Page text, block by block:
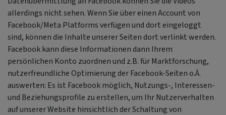
allerdings nicht sehen. Wenn Sie über einen Account von
Facebook/Meta Platforms verfügen und dort eingeloggt
sind, können die Inhalte unserer Seiten dort verlinkt werden.
Facebook kann diese Informationen dann Ihrem
persönlichen Konto zuordnen und z.B. für Marktforschung,
nutzerfreundliche Optimierung der Facebook-Seiten o.Ä.
auswerten: Es ist Facebook möglich, Nutzungs-, Interessen-
und Beziehungsprofile zu erstellen, um Ihr Nutzerverhalten
auf unserer Website hinsichtlich der Schaltung von